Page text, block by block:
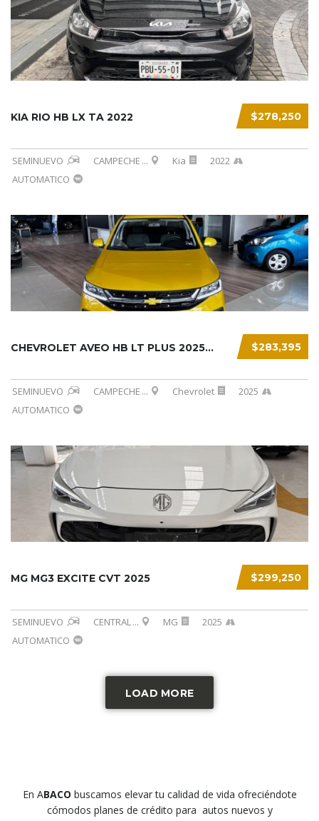
$278,250
KIA RIO HB LX TA 2022
SEMINUEVO CAMPECHE ... Kia
2022
AUTOMATICO
$283,395
CHEVROLET AVEO HB LT PLUS 2025...
SEMINUEVO CAMPECHE ... Chevrolet
2025
AUTOMATICO
$299,250
MG MG3 EXCITE CVT 2025
SEMINUEVO CENTRAL... MG
2025
AUTOMATICO
LOAD MORE
En ABACO buscamos elevar tu calidad de vida ofreciéndote
cómodos planes de crédito para autos nuevos y